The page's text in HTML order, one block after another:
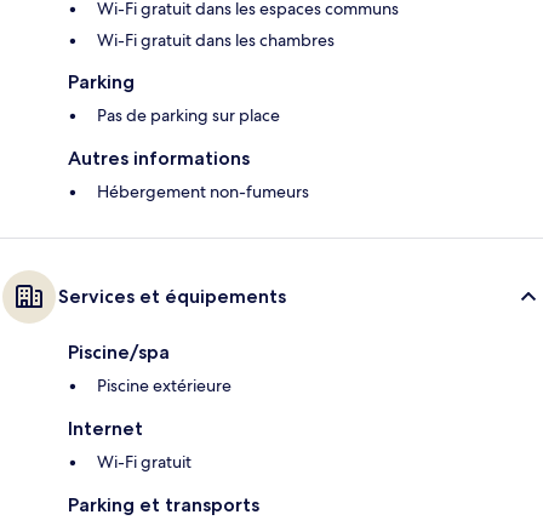
Wi-Fi gratuit dans les espaces communs
Wi-Fi gratuit dans les chambres
Parking
Pas de parking sur place
Autres informations
Hébergement non-fumeurs
Services et équipements
Piscine/spa
Piscine extérieure
Internet
Wi-Fi gratuit
Parking et transports